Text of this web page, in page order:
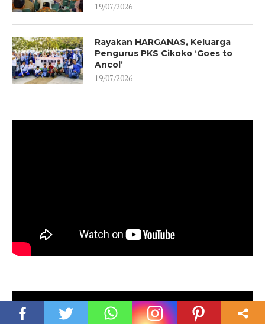
19/07/2026
Rayakan HARGANAS, Keluarga
Pengurus PKS Cikoko ‘Goes to
Ancol’
19/07/2026